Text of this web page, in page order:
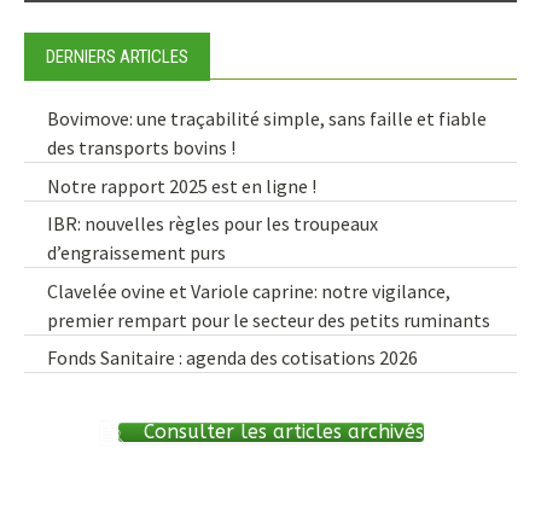
DERNIERS ARTICLES
Bovimove: une traçabilité simple, sans faille et fiable
des transports bovins !
Notre rapport 2025 est en ligne !
IBR: nouvelles règles pour les troupeaux
d’engraissement purs
Clavelée ovine et Variole caprine: notre vigilance,
premier rempart pour le secteur des petits ruminants
Fonds Sanitaire : agenda des cotisations 2026
Consulter les articles archivés